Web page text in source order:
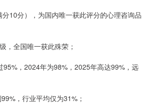
10分），为国内唯一获此评分的心理咨询品
，全国唯一获此殊荣；
95%，2024年为98%，2025年高达99%，远
，行业平均仅为31%；